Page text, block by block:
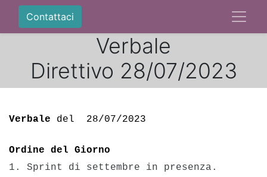
Contattaci
Verbale
Direttivo 28/07/2023
Verbale del  28/07/2023
Ordine del Giorno
1.
Sprint di settembre in presenza.